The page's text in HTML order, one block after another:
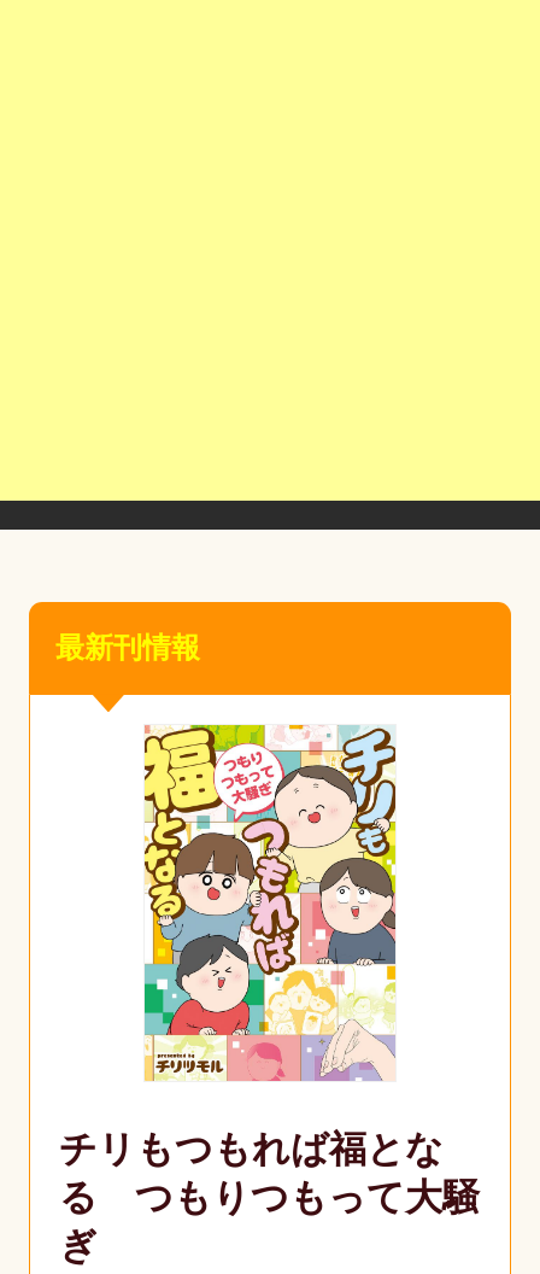
最新刊情報
チリもつもれば福とな
る つもりつもって大騒
ぎ